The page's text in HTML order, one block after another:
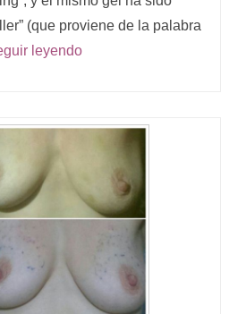
(que proviene de la palabra
leyendo